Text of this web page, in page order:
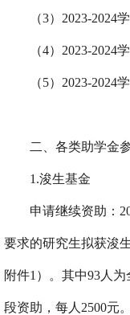
（3） 2023-2024
（4） 2023-2024
（5） 2023-2024
二、各类助学金
1.浚生基金
申请继续资助：
要求的研究生拟获浚
附件1 ）。其中93人为
段资助，每人 2500元